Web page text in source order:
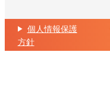
個人情報保護
方針